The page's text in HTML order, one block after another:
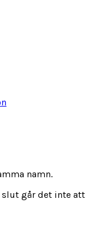
namn.
slut går det inte att